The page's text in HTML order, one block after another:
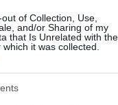
of Collection, Use,
and/or Sharing of my
that Is Unrelated with the
it was collected.
Πότε
Ντέσερς